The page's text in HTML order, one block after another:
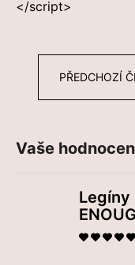
</script>
PŘEDCHOZÍ
Vaše
Legíny